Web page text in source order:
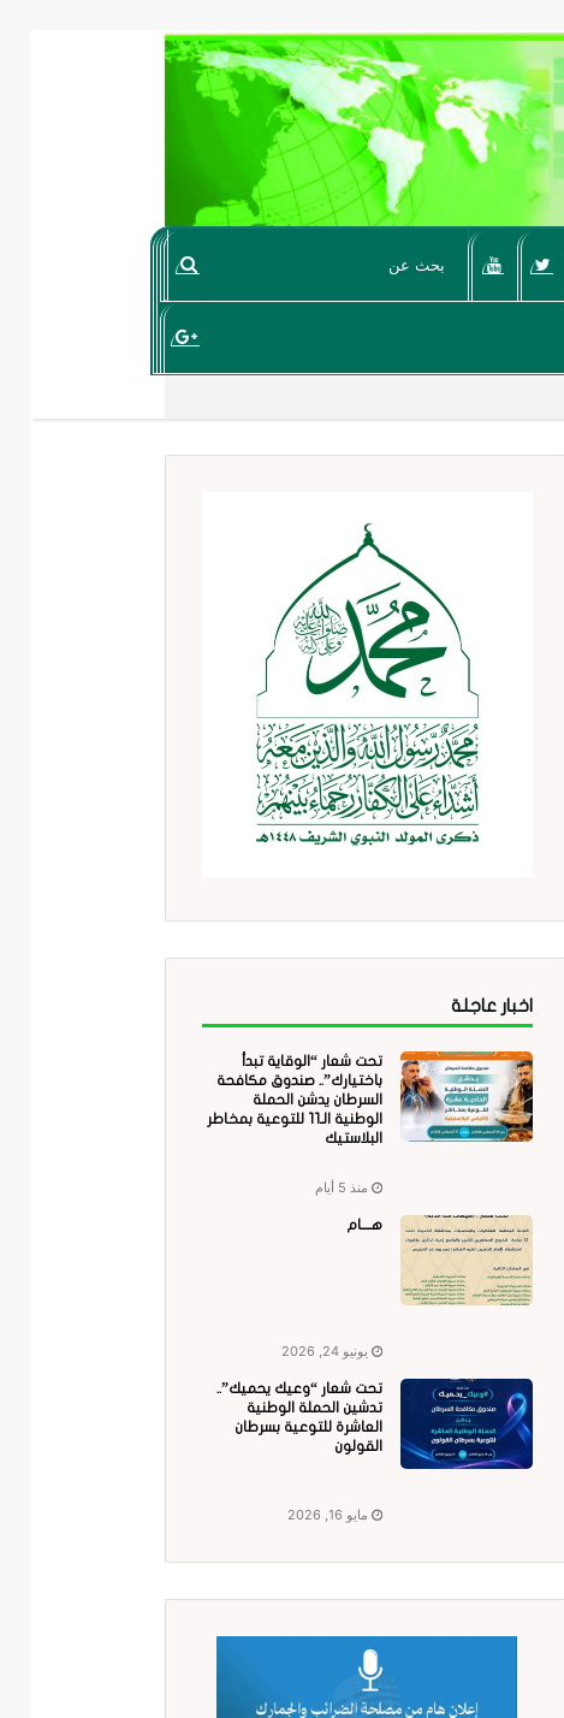
اخبار عاجلة
تحت شعار “الوقاية تبدأ
باختيارك”.. صندوق مكافحة
السرطان يدشن الحملة
الوطنية الـ11 للتوعية بمخاطر
البلاستيك
منذ 5 أيام
هــــام
يونيو 24, 2026
تحت شعار “وعيك يحميك”..
تدشين الحملة الوطنية
العاشرة للتوعية بسرطان
القولون
مايو 16, 2026